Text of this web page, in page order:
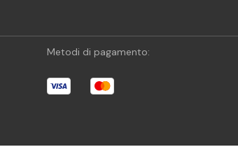
Metodi di pagamento: